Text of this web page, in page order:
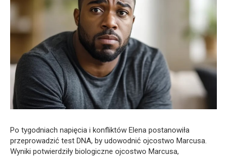
Po tygodniach napięcia i konfliktów Elena postanowiła
przeprowadzić test DNA, by udowodnić ojcostwo Marcusa.
Wyniki potwierdziły biologiczne ojcostwo Marcusa,